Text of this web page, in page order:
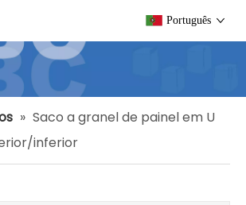
Português
» Saco a granel de painel em U
inferior